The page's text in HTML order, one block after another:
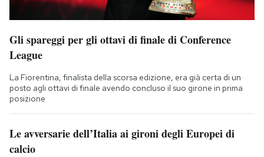
Gli spareggi per gli ottavi di finale di Conference
League
La Fiorentina, finalista della scorsa edizione, era già certa di un
posto agli ottavi di finale avendo concluso il suo girone in prima
posizione
Le avversarie dell’Italia ai gironi degli Europei di
calcio